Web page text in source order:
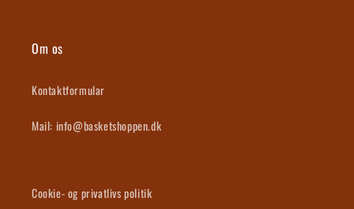
Om os
Kontaktformular
Mail: info@basketshoppen.dk
Cookie- og privatlivs politik